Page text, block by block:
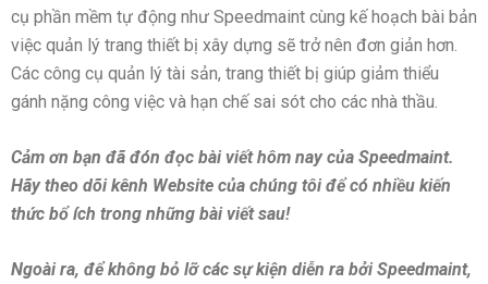
cụ phần mềm tự động như Speedmaint cùng kế hoạch bài bản
việc quản lý trang thiết bị xây dựng sẽ trở nên đơn giản hơn.
Các công cụ quản lý tài sản, trang thiết bị giúp giảm thiểu
gánh nặng công việc và hạn chế sai sót cho các nhà thầu.
Cảm ơn bạn đã đón đọc bài viết hôm nay của Speedmaint.
Hãy theo dõi kênh Website của chúng tôi để có nhiều kiến
thức bổích trong những bài viết sau!
Ngoài ra, để không bỏ lỡ các sự kiện diễn ra bởi Speedmaint,